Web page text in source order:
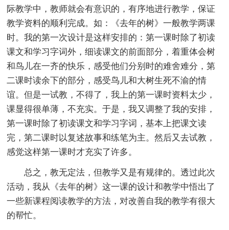
际教学中，教师就会有意识的，有序地进行教学，保证
教学资料的顺利完成。如：《去年的树》一般教学两课
时。我的第一次设计是这样安排的：第一课时除了初读
课文和学习字词外，细读课文的前面部分，着重体会树
和鸟儿在一齐的快乐，感受他们分别时的难舍难分，第
二课时读余下的部分，感受鸟儿和大树生死不渝的情
谊。但是一试教，不得了，我上的第一课时资料太少，
课显得很单薄，不充实。于是，我又调整了我的安排，
第一课时除了初读课文和学习字词，基本上把课文读
完，第二课时以复述故事和练笔为主。然后又去试教，
感觉这样第一课时才充实了许多。
总之，教无定法，但教学又是有规律的。透过此次
活动，我从《去年的树》这一课的设计和教学中悟出了
一些新课程阅读教学的方法，对改善自我的教学有很大
的帮忙。